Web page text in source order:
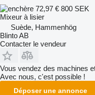
72,97 € 800 SEK
Mixeur à lisier
Suède, Hammenhög
Blinto AB
Contacter le vendeur
Vous vendez des machines
Avec nous, c'est possible !
Déposer une annonce